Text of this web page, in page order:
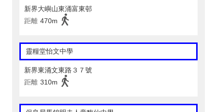
新界大嶼山東涌富東邨
距離 470m
靈糧堂怡文中學
新界東涌文東路３７號
距離 310m